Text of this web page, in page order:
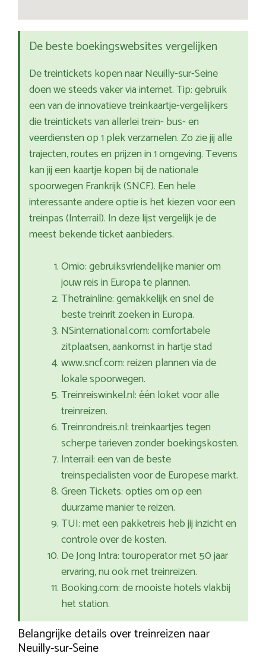
De beste boekingswebsites vergelijken
De treintickets kopen naar Neuilly-sur-Seine
doen we steeds vaker via internet. Tip: gebruik
een van de innovatieve treinkaartje-vergelijkers
die treintickets van allerlei trein- bus- en
veerdiensten op 1 plek verzamelen. Zo zie jij alle
trajecten, routes en prijzen in 1 omgeving. Tevens
kan jij een kaartje kopen bij de nationale
spoorwegen Frankrijk (SNCF). Een hele
interessante andere optie is het kiezen voor een
treinpas (Interrail). In deze lijst vergelijk je de
meest bekende ticket aanbieders.
Omio: gebruiksvriendelijke manier om
jouw reis in Europa te plannen.
Thetrainline: gemakkelijk en snel de
beste treinrit zoeken in Europa.
NSinternational.com: comfortabele
zitplaatsen, aankomst in hartje stad
www.sncf.com: reizen plannen via de
lokale spoorwegen.
Treinreiswinkel.nl: één loket voor alle
treinreizen.
Treinrondreis.nl: treinkaartjes tegen
scherpe tarieven zonder boekingskosten.
Interrail: een van de beste
treinspecialisten voor de Europese markt.
Green Tickets: opties om op een
duurzame manier te reizen.
TUI: met een pakketreis heb jij inzicht en
controle over de kosten.
De Jong Intra: touroperator met 50 jaar
ervaring, nu ook met treinreizen.
Booking.com: de mooiste hotels vlakbij
het station.
Belangrijke details over treinreizen naar
Neuilly-sur-Seine